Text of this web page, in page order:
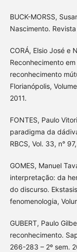
BUCK-MORSS,
Nascimento.
CORÁ, Elsio José e
Reconhecimento
reconhecimento
Florianópolis,
2011.
FONTES, Paulo
paradigma da
RBCS, Vol. 33, n°
GOMES, Manuel
interpretação: da
do discurso.
fenomenologia,
GUBERT, Paulo
reconhecimento.
266-283 – 2º sem.